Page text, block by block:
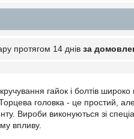
протягом 14 днів за
гайок і болтів
головка - це простий,
Вироби виконуються зі
впливу.